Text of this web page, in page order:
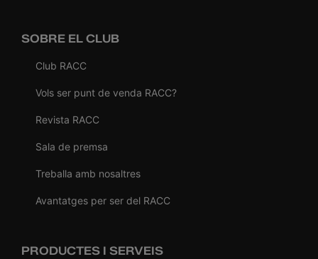
SOBRE EL CLUB
Club RACC
Vols ser punt de venda RACC?
Revista RACC
Sala de premsa
Treballa amb nosaltres
Avantatges per ser del RACC
PRODUCTES I SERVEIS